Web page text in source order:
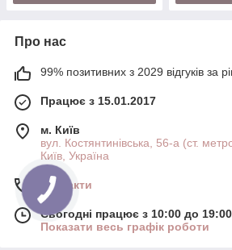
Про нас
99% позитивних з 2029 відгуків за
Працює з 15.01.2017
м. Київ
вул. Костянтинівська, 56-а (ст.
Київ, Україна
Контакти
Сьогодні працює з 10:00 до 19:00
Показати весь графік роботи